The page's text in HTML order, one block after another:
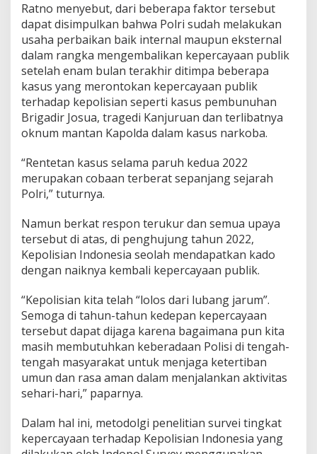
Ratno menyebut, dari beberapa faktor tersebut
dapat disimpulkan bahwa Polri sudah melakukan
usaha perbaikan baik internal maupun eksternal
dalam rangka mengembalikan kepercayaan publik
setelah enam bulan terakhir ditimpa beberapa
kasus yang merontokan kepercayaan publik
terhadap kepolisian seperti kasus pembunuhan
Brigadir Josua, tragedi Kanjuruan dan terlibatnya
oknum mantan Kapolda dalam kasus narkoba.
“Rentetan kasus selama paruh kedua 2022
merupakan cobaan terberat sepanjang sejarah
Polri,” tuturnya.
Namun berkat respon terukur dan semua upaya
tersebut di atas, di penghujung tahun 2022,
Kepolisian Indonesia seolah mendapatkan kado
dengan naiknya kembali kepercayaan publik.
“Kepolisian kita telah “lolos dari lubang jarum”.
Semoga di tahun-tahun kedepan kepercayaan
tersebut dapat dijaga karena bagaimana pun kita
masih membutuhkan keberadaan Polisi di tengah-
tengah masyarakat untuk menjaga ketertiban
umun dan rasa aman dalam menjalankan aktivitas
sehari-hari,” paparnya.
Dalam hal ini, metodolgi penelitian survei tingkat
kepercayaan terhadap Kepolisian Indonesia yang